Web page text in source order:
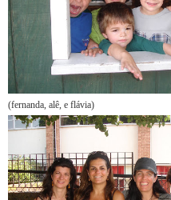
(fernanda, alê, e flávia)